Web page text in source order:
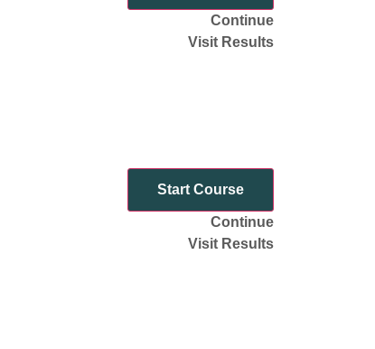
Continue
Visit Results
Start Course
Continue
Visit Results